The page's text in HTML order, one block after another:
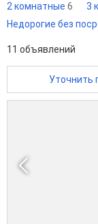
2 комнатные 6 3
Недорогие без
11 объявлений
Уточнить